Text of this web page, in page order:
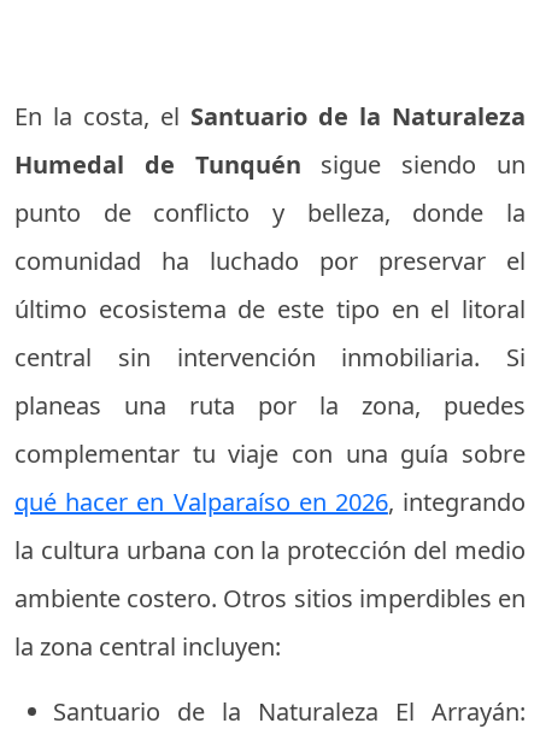
En la costa, el Santuario de la Naturaleza
Humedal de Tunquén sigue siendo un
punto de conflicto y belleza, donde la
comunidad ha luchado por preservar el
último ecosistema de este tipo en el litoral
central sin intervención inmobiliaria. Si
planeas una ruta por la zona, puedes
complementar tu viaje con una guía sobre
qué hacer en Valparaíso en 2026, integrando
la cultura urbana con la protección del medio
ambiente costero. Otros sitios imperdibles en
la zona central incluyen:
Santuario de la Naturaleza El Arrayán: